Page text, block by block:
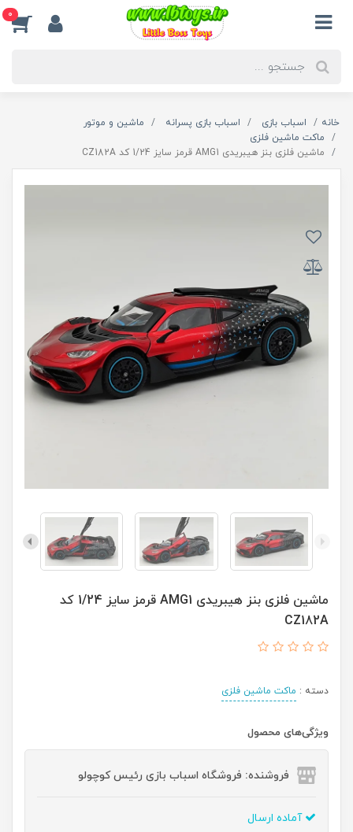
0
خانه اسباب بازی اسباب بازی پسرانه
ماشین و موتور
ماکت ماشین فلزی
ماشین فلزی بنز هیبریدی AMG1 قرمز سایز 1/24 کد CZ182A
ماشین فلزی بنز هیبریدی AMG1 قرمز سایز 1/24 کد
CZ182A
دسته : ماکت ماشین فلزی
ویژگی‌های محصول
فروشنده: فروشگاه اسباب بازی رئیس کوچولو
آماده ارسال